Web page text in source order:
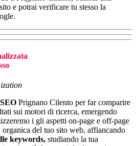
e potrai verificare tu stesso la
Prignano Cilento per far comparire
sui motori di ricerca, emergendo
i gli aspetti on-page e off-page
del tuo sito web, affiancando
keywords, studiando la tua